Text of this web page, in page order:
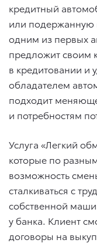
кредитный
или подержанную
одним из первых
предложит своим
в кредитовании и
обладателем
подходит
и потребностям
Услуга «Легкий
которые по
возможность
сталкиваться с
собственной
у банка. Клиент
договоры на